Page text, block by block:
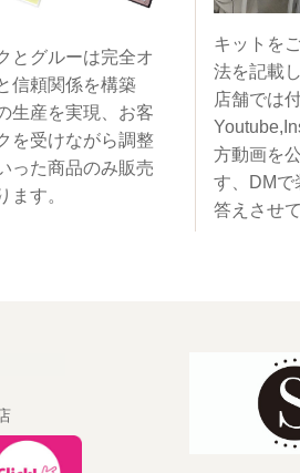
とグルーは完全オ
信頼関係を構築
生産を実現、お客
を受けながら調整
った商品のみ販売
ます。
キットを
法を記載
店舗では
方動画を
す、DMで
答えさせ